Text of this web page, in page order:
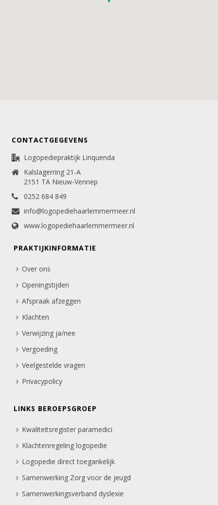
CONTACTGEGEVENS
Logopediepraktijk Linquenda
Kalslagerring 21-A
2151 TA Nieuw-Vennep
0252 684 849
info@logopediehaarlemmermeer.nl
www.logopediehaarlemmermeer.nl
PRAKTIJKINFORMATIE
Over ons
Openingstijden
Afspraak afzeggen
Klachten
Verwijzing ja/nee
Vergoeding
Veelgestelde vragen
Privacypolicy
LINKS BEROEPSGROEP
Kwaliteitsregister paramedici
Klachtenregeling logopedie
Logopedie direct toegankelijk
Samenwerking Zorg voor de jeugd
Samenwerkingsverband dyslexie